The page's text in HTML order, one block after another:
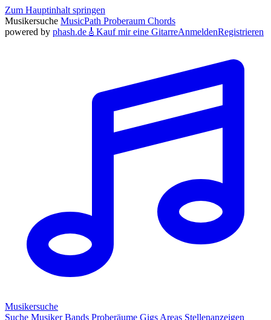
Zum Hauptinhalt springen
Musikersuche MusicPath Proberaum Chords
powered by phash.de 🎸 Kauf mir eine GitarreAnmeldenRegistrieren
Musikersuche
Suche MusikerBands Proberäume Gigs Areas Stellenanzeigen